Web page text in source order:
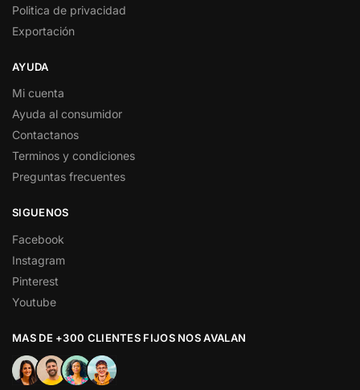
Politica de privacidad
Exportación
AYUDA
Mi cuenta
Ayuda al consumidor
Contactanos
Terminos y condiciones
Preguntas frecuentes
SIGUENOS
Facebook
Instagram
Pinterest
Youtube
MAS DE +300 CLIENTES FIJOS NOS AVALAN